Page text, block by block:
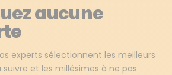
aucune
experts sélectionnent les meilleurs
suivre et les millésimes à ne pas